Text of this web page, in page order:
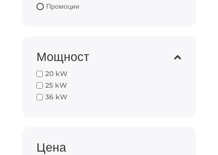
Промоции
Мощност
20 kW
25 kW
36 kW
Цена